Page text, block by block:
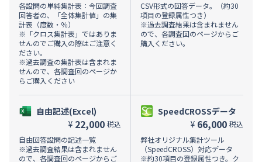
各設問の単純集計表：今回調査
回答者の、「全体集計値」の集
計表（度数・％）
※「クロス集計表」ではありま
せんのでご購入の際はご注意く
ださい。
※過去調査の集計表は含まれま
せんので、各調査回のページか
らご購入ください
自由記述(Excel)
¥ 22,000 税込
自由回答設問の記述一覧
※過去調査結果は含まれません
ので、各調査回のページからご
CSV形式の回答データ。（約30
項目の登録属性つき）
※過去調査結果は含まれません
ので、各調査回のページからご
購入ください。
SpeedCROSSデータ
¥ 66,000 税込
弊社オリジナル集計ツール
（SpeedCROSS）対応データ
※約30項目の登録属性つき。ク